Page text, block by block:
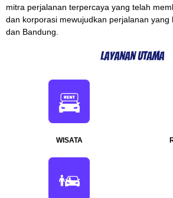
mitra perjalanan terpercaya yang telah
dan korporasi mewujudkan perjalanan yang
dan Bandung.
Layanan Utama
WISATA